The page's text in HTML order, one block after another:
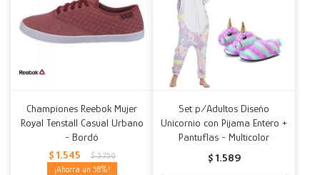
Championes Reebok Mujer
Royal Tenstall Casual Urbano
- Bordó
$ 1.545 $ 3.750
58
Set p/Adultos Diseño
Unicornio con Pijama Entero +
Pantuflas - Multicolor
$ 1.589